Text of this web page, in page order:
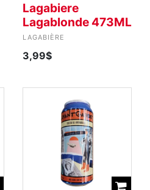
Lagabiere
Lagablonde 473ML
LAGABIÈRE
3,99$